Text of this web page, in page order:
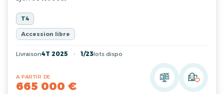
T4
Accession libre
Livraison4T 2025 1/23lots dispo
A PARTIR DE
665 000 €